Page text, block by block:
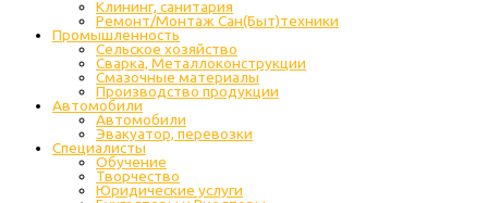
Клининг, санитария
Ремонт/Монтаж Сан(Быт)техники
Промышленность
Cельское хозяйство
Сварка, Металлоконструкции
Cмазочные материалы
Производство продукции
Автомобили
Автомобили
Эвакуатор, перевозки
Специалисты
Обучение
Творчество
Юридические услуги